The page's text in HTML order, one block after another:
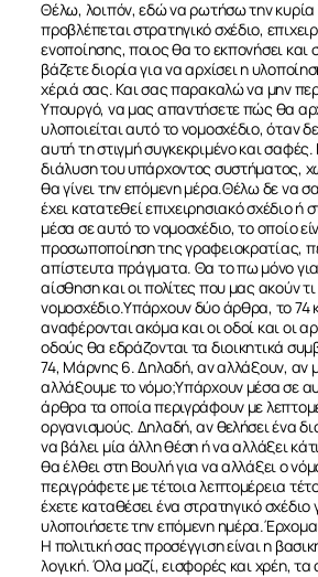
Θέλω, λοιπόν, εδώ να ρωτήσω την
προβλέπεται στρατηγικό σχέδιο,
ενοποίησης, ποιος θα το εκπονήσει και
βάζετε διορία για να αρχίσει η
χέριά σας. Και σας παρακαλώ να μην
Υπουργό, να μας απαντήσετε πώς θα
υλοποιείται αυτό το νομοσχέδιο, όταν
αυτή τη στιγμή συγκεκριμένο και
διάλυση του υπάρχοντος συστήματος,
θα γίνει την επόμενη μέρα.Θέλω δε να
έχει κατατεθεί επιχειρησιακό σχέδιο ή
μέσα σε αυτό το νομοσχέδιο, το οποίο
προσωποποίηση της γραφειοκρατίας,
απίστευτα πράγματα. Θα το πω μόνο
αίσθηση και οι πολίτες που μας ακούν
νομοσχέδιο.Υπάρχουν δύο άρθρα, το 74
αναφέρονται ακόμα και οι οδοί και οι
οδούς θα εδράζονται τα διοικητικά
74, Μάρνης 6. Δηλαδή, αν αλλάξουν, αν
αλλάξουμε το νόμο;Υπάρχουν μέσα σε
άρθρα τα οποία περιγράφουν με
οργανισμούς. Δηλαδή, αν θελήσει ένα
να βάλει μία άλλη θέση ή να αλλάξει
θα έλθει στη Βουλή για να αλλάξει ο
περιγράφετε με τέτοια λεπτομέρεια
έχετε καταθέσει ένα στρατηγικό
υλοποιήσετε την επόμενη
Η πολιτική σας προσέγγιση είναι η
λογική. Όλα μαζί, εισφορές και χρέη,